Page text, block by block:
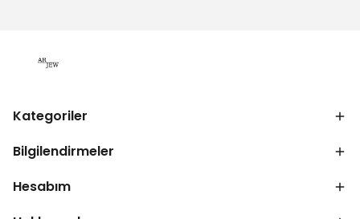
Kategoriler
Bilgilendirmeler
Hesabım